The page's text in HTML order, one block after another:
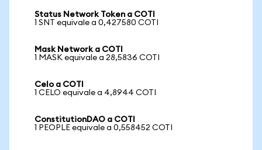
Status Network Token a COTI
1 SNT equivale a 0,427580 COTI
Mask Network a COTI
1 MASK equivale a 28,5836 COTI
Celo a COTI
1 CELO equivale a 4,8944 COTI
ConstitutionDAO a COTI
1 PEOPLE equivale a 0,558452 COTI